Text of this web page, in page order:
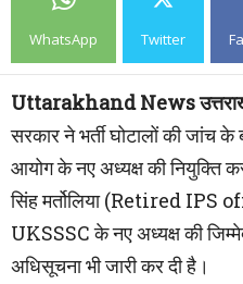
WhatsApp Twitter
Uttarakhand News
सरकार ने भर्ती घोटालों की जांच
आयोग के नए अध्यक्ष की नियुक्ति
सिंह मर्तोलिया (Retired
UKSSSC के नए अध्यक्ष की
अधिसूचना भी जारी कर दी है।